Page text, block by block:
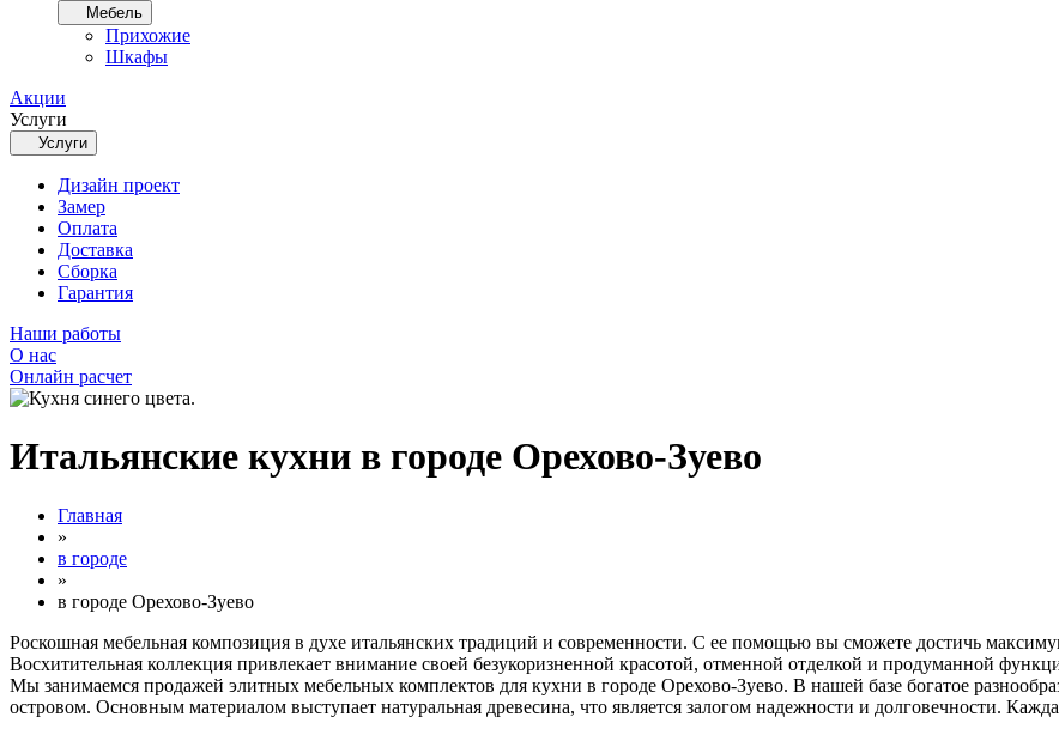
Мебель
Прихожие
Шкафы
Акции
Услуги
Услуги
Дизайн проект
Замер
Оплата
Доставка
Сборка
Гарантия
Наши работы
О нас
Онлайн расчет
Итальянские кухни в городе Орехово-Зуево
Главная
»
в городе
»
в городе Орехово-Зуево
Роскошная мебельная композиция в духе итальянских традиций и современности. С ее помощью вы сможете достичь
Восхитительная коллекция привлекает внимание своей безукоризненной красотой, отменной отделкой и продуманной
Мы занимаемся продажей элитных мебельных комплектов для кухни в городе Орехово-Зуево. В нашей базе богатое
островом. Основным материалом выступает натуральная древесина, что является залогом надежности и долговечности.